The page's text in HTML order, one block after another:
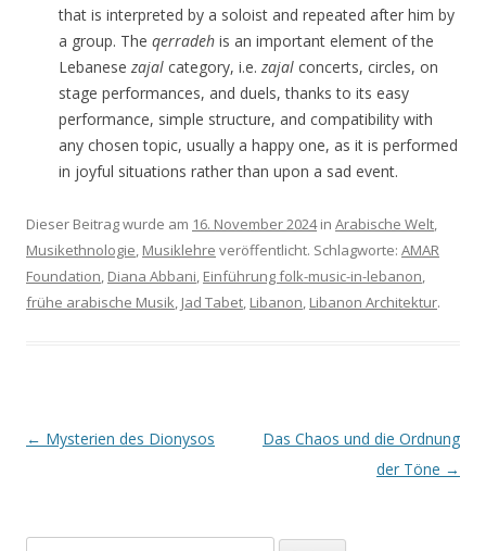
that is interpreted by a soloist and repeated after him by
a group. The qerradeh is an important element of the
Lebanese zajal category, i.e. zajal concerts, circles, on
stage performances, and duels, thanks to its easy
performance, simple structure, and compatibility with
any chosen topic, usually a happy one, as it is performed
in joyful situations rather than upon a sad event.
Dieser Beitrag wurde am 16. November 2024in Arabische Welt,
Musikethnologie, Musiklehre veröffentlicht. Schlagworte: AMAR
Foundation, Diana Abbani, Einführung folk-music-in-lebanon,
frühe arabische Musik, Jad Tabet, Libanon, Libanon Architektur.
Beitrags-
← Mysterien des Dionysos
Das Chaos und die Ordnung
der Töne →